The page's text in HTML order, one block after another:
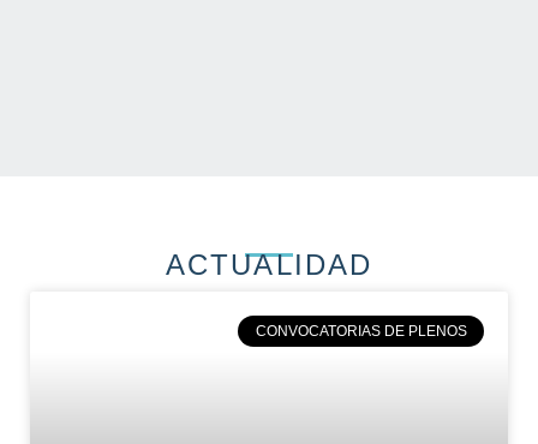
ACTUALIDAD
CONVOCATORIAS DE PLENOS